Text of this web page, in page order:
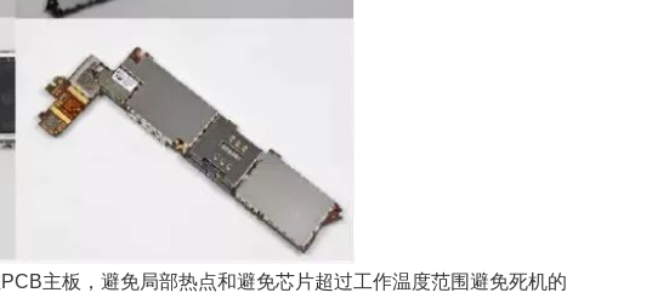
主板，避免局部热点和避免芯片超过工作温度范围避免死机的